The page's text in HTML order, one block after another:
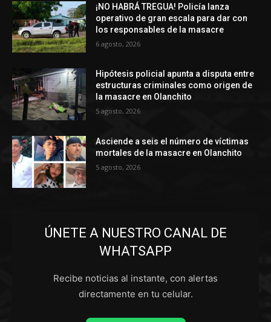
¡NO HABRÁ TREGUA! Policía lanza
operativo de gran escala para dar con
los responsables de la masacre
6 agosto, 2026
Hipótesis policial apunta a disputa entre
estructuras criminales como origen de
la masacre en Olanchito
5 agosto, 2026
Asciende a seis el número de víctimas
mortales de la masacre en Olanchito
5 agosto, 2026
ÚNETE A NUESTRO CANAL DE
WHATSAPP
Recibe noticias al instante, con alertas
directamente en tu celular.